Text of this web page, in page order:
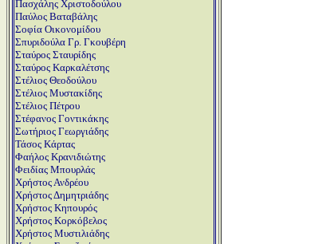
Πασχάλης Χριστοδούλου
Παύλος Βαταβάλης
Σοφία Οικονομίδου
Σπυριδούλα Γρ. Γκουβέρη
Σταύρος Σταυρίδης
Σταύρος Καρκαλέτσης
Στέλιος Θεοδούλου
Στέλιος Μυστακίδης
Στέλιος Πέτρου
Στέφανος Γοντικάκης
Σωτήριος Γεωργιάδης
Τάσος Κάρτας
Φαήλος Κρανιδιώτης
Φειδίας Μπουρλάς
Χρήστος Ανδρέου
Χρήστος Δημητριάδης
Χρήστος Κηπουρός
Χρήστος Κορκόβελος
Χρήστος Μυστιλιάδης